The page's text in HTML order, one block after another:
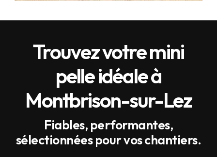
Trouvez votre mini
pelle idéale à
Montbrison-sur-Lez
Fiables, performantes,
sélectionnées pour vos chantiers.